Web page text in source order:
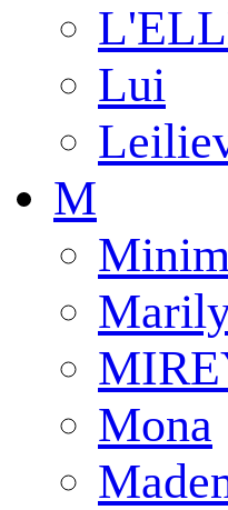
Lui
M
Mona